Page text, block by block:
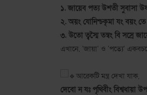
১. জায়েব পত্য উশতী সুবাসা
২. অয়ং যোনিশ্চকৃমা যং বয়ং
৩. উতো ত্বস্মৈ তন্বং বি সস্রে
এখানে, 'জায়া' ও 'পত্যে'
আরেকটি মন্ত্র দেখা যাক,
দেবো ন যঃ পৃথিবীং বিশ্বধায়া